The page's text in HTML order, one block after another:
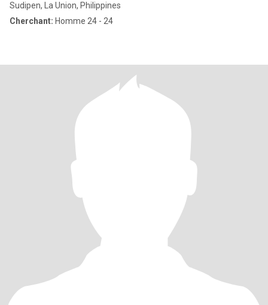
Sudipen, La Union, Philippines
Cherchant: Homme 24 - 24